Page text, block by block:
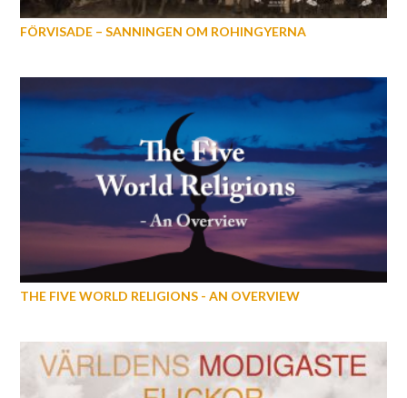
FÖRVISADE – SANNINGEN OM ROHINGYERNA
THE FIVE WORLD RELIGIONS - AN OVERVIEW